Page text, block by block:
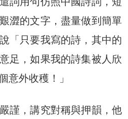
澀的文字，盡量做到簡單
「只要我寫的詩，其中的
足，如果我的詩集被人欣
意外收穫！」
謹，講究對稱與押韻，他